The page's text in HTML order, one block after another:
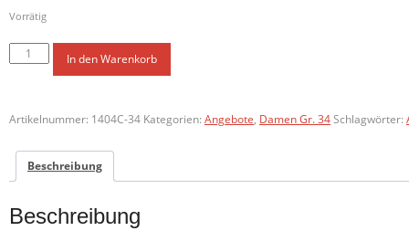
Vorrätig
Azulnegroyrojo,
Menge
In den Warenkorb
Artikelnummer: 1404C-34 Kategorien: Angebote, Damen Gr. 34Schlagwörter:
Beschreibung
Beschreibung